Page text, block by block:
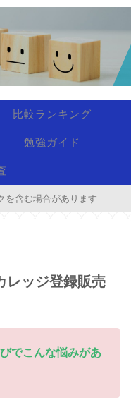
比較ランキング
勉強ガイド
を含む場合があります
レッジ登録販売
でこんな悩みがあ